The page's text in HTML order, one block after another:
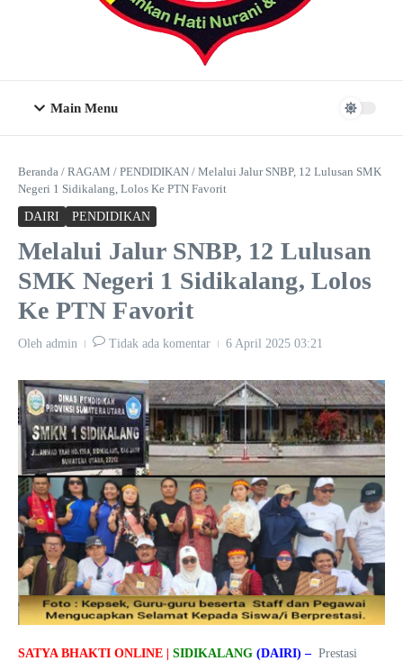
Main Menu
Beranda / RAGAM / PENDIDIKAN / Melalui Jalur SNBP, 12 Lulusan SMK
Negeri 1 Sidikalang, Lolos Ke PTN Favorit
DAIRI PENDIDIKAN
Melalui Jalur SNBP, 12 Lulusan
SMK Negeri 1 Sidikalang, Lolos
Ke PTN Favorit
Oleh admin Tidak ada komentar 6 April 2025 03:21
SATYA BHAKTI ONLINE | SIDIKALANG (DAIRI) – Prestasi